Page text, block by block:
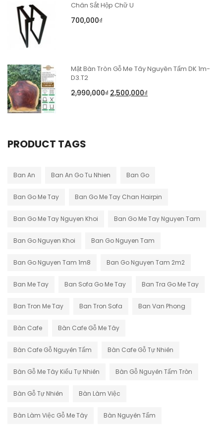
Chân Sắt Hộp Chữ U
700,000₫
Mặt Bàn Tròn Gỗ Me Tây Nguyên Tấm DK 1m-
D3.T2
2,990,000₫ 2,500,000₫
PRODUCT TAGS
Ban An Ban An Go Tu Nhien Ban Go
Ban Go Me Tay Ban Go Me Tay Chan Hairpin
Ban Go Me Tay Nguyen Khoi Ban Go Me Tay Nguyen Tam
Ban Go Nguyen Khoi Ban Go Nguyen Tam
Ban Go Nguyen Tam 1m8 Ban Go Nguyen Tam 2m2
Ban Me Tay Ban Sofa Go Me Tay Ban Tra Go Me Tay
Ban Tron Me Tay Ban Tron Sofa Ban Van Phong
Bàn Cafe Bàn Cafe Gỗ Me Tây
Bàn Cafe Gỗ Nguyên Tấm Bàn Cafe Gỗ Tự Nhiên
Bàn Gỗ Me Tây Kiểu Tự Nhiên Bàn Gỗ Nguyên Tấm Tròn
Bàn Gỗ Tự Nhiên Bàn Làm Việc
Bàn Làm Việc Gỗ Me Tây Bàn Nguyên Tấm